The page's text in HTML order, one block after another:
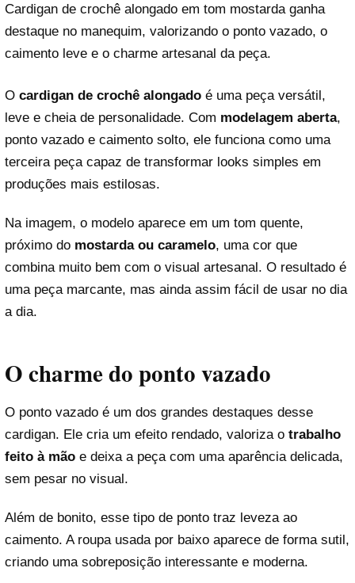
Cardigan de crochê alongado em tom mostarda ganha
destaque no manequim, valorizando o ponto vazado, o
caimento leve e o charme artesanal da peça.
O cardigan de crochê alongado é uma peça versátil,
leve e cheia de personalidade. Com modelagem aberta,
ponto vazado e caimento solto, ele funciona como uma
terceira peça capaz de transformar looks simples em
produções mais estilosas.
Na imagem, o modelo aparece em um tom quente,
próximo do mostarda ou caramelo, uma cor que
combina muito bem com o visual artesanal. O resultado é
uma peça marcante, mas ainda assim fácil de usar no dia
a dia.
O charme do ponto vazado
O ponto vazado é um dos grandes destaques desse
cardigan. Ele cria um efeito rendado, valoriza o trabalho
feito à mão e deixa a peça com uma aparência delicada,
sem pesar no visual.
Além de bonito, esse tipo de ponto traz leveza ao
caimento. A roupa usada por baixo aparece de forma sutil,
criando uma sobreposição interessante e moderna.